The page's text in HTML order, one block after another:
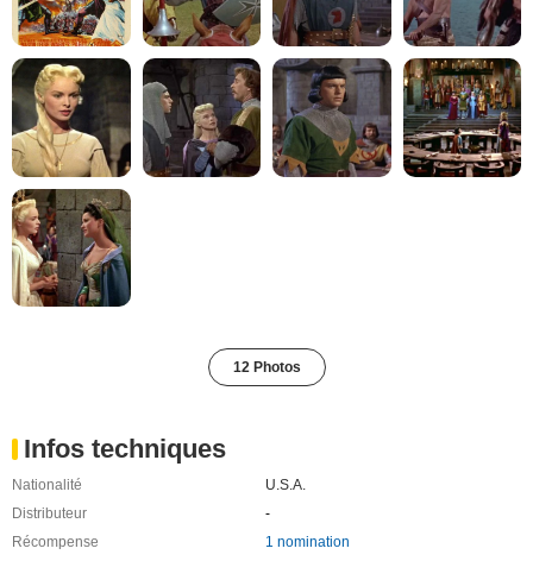
12 Photos
Infos techniques
Nationalité
U.S.A.
Distributeur
-
Récompense
1 nomination